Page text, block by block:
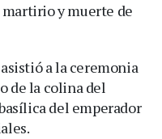
y muerte de
a la ceremonia
de la colina del
del emperador